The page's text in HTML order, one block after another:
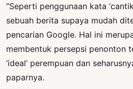
“Seperti penggunaan kata
sebuah berita supaya mudah
pencarian Google. Hal ini
membentuk persepsi penonton
‘ideal’ perempuan dan
paparnya.